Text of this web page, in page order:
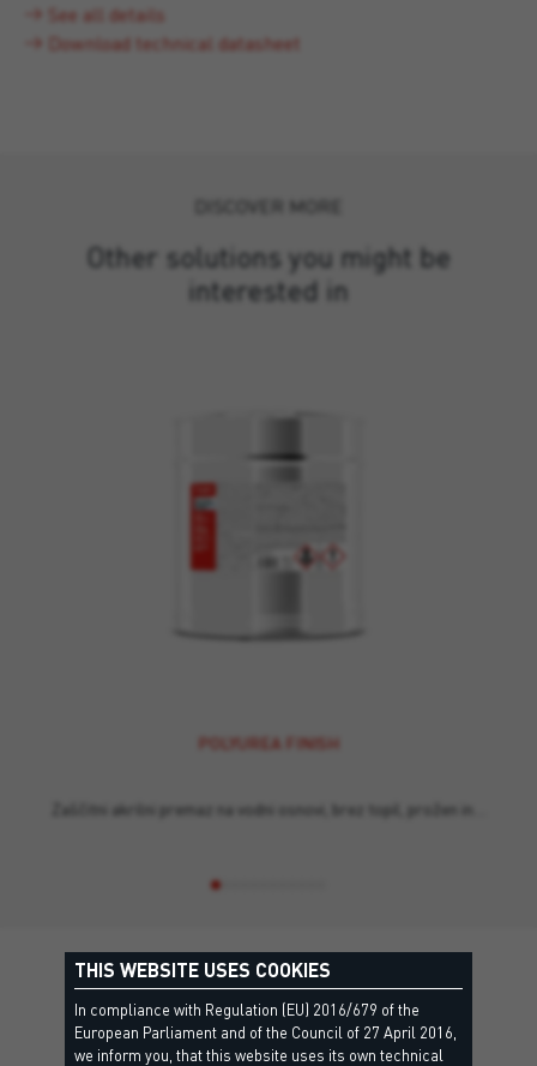
See all details
Download technical datasheet
DISCOVER MORE
Other solutions you might be
interested in
POLYUREA FINISH
Zaščitni akrilni premaz na vodni osnovi, brez topil, prožen in…
Details
THIS WEBSITE USES COOKIES
In compliance with Regulation (EU) 2016/679 of the
European Parliament and of the Council of 27 April 2016,
we inform you, that this website uses its own technical